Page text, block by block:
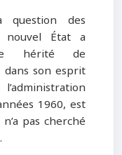
des
nouvel État a
hérité de
dans son esprit
1960, est
pas cherché